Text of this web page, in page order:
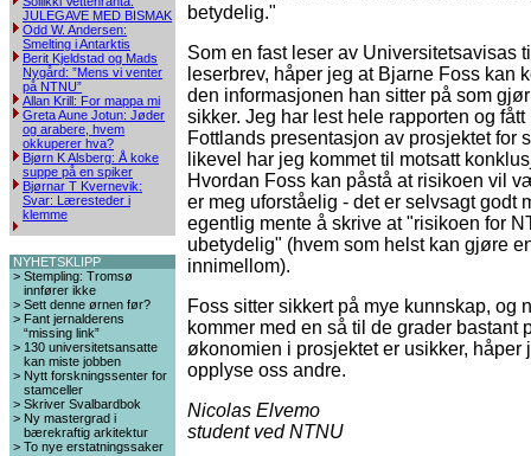
JULEGAVE MED BISMAK
Odd W. Andersen:
Smelting i Antarktis
Berit Kjeldstad og Mads
Nygård: ”Mens vi venter
på NTNU”
Allan Krill: For mappa mi
Greta Aune Jotun: Jøder
og arabere, hvem
okkuperer hva?
Bjørn K Alsberg: Å koke
suppe på en spiker
Bjørnar T Kvernevik:
Svar: Læresteder i
klemme
NYHETSKLIPP
> Stempling: Tromsø
innfører ikke
> Sett denne ørnen før?
> Fant jernalderens
“missing link”
> 130 universitetsansatte
kan miste jobben
> Nytt forskningssenter for
stamceller
> Skriver Svalbardbok
> Ny mastergrad i
bærekraftig arkitektur
> To nye erstatningssaker
betydelig."
Som en fast leser av Universitetsavisas
leserbrev, håper jeg at Bjarne Foss kan
den informasjonen han sitter på som
sikker. Jeg har lest hele rapporten og
Fottlands presentasjon av prosjektet for
likevel har jeg kommet til motsatt
Hvordan Foss kan påstå at risikoen vil
er meg uforståelig - det er selvsagt godt
egentlig mente å skrive at "risikoen for
ubetydelig" (hvem som helst kan gjøre
innimellom).
Foss sitter sikkert på mye kunnskap, og
kommer med en så til de grader bastant
økonomien i prosjektet er usikker, håper
opplyse oss andre.
Nicolas Elvemo
student ved NTNU